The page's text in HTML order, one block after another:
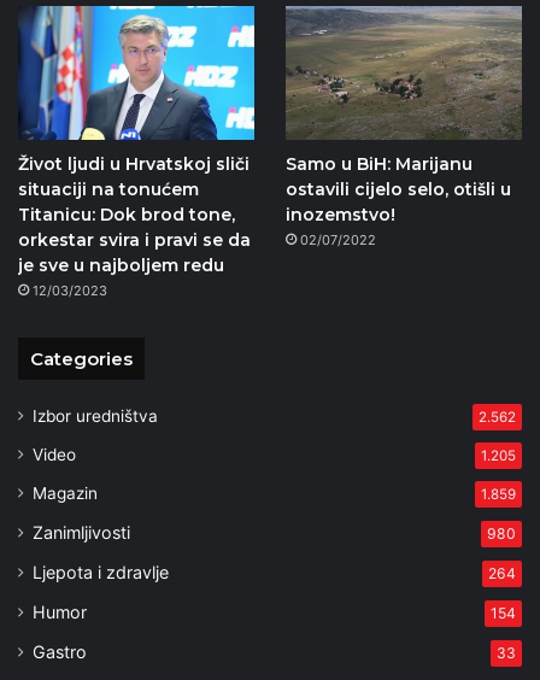
Život ljudi u Hrvatskoj sliči
situaciji na tonućem
Titanicu: Dok brod tone,
orkestar svira i pravi se da
je sve u najboljem redu
12/03/2023
Samo u BiH: Marijanu
ostavili cijelo selo, otišli u
inozemstvo!
02/07/2022
Categories
Izbor uredništva 2.562
Video 1.205
Magazin 1.859
Zanimljivosti 980
Ljepota i zdravlje 264
Humor 154
Gastro 33